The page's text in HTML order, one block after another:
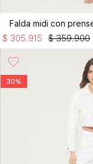
$ 359.900
$ 305 915
30%